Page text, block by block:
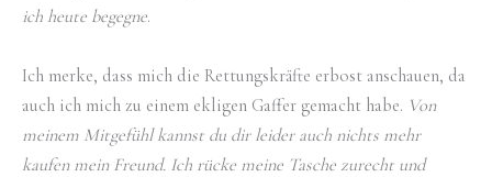
ich heute begegne.
Ich merke, dass mich die Rettungskräfte erbost anschauen, da
auch ich mich zu einem ekligen Gaffer gemacht habe. Von
meinem Mitgefühl kannst du dir leider auch nichts mehr
kaufen mein Freund. Ich rücke meine Tasche zurecht und